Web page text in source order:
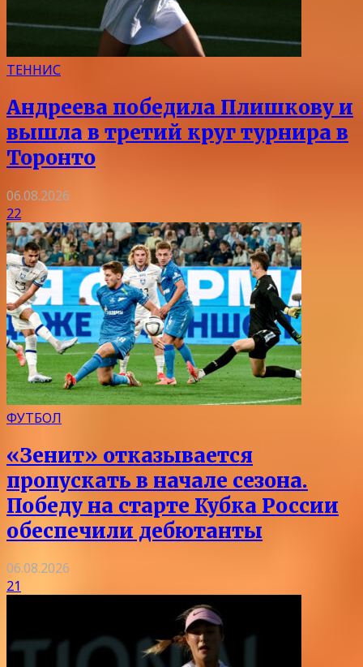
ТЕННИС
Андреева победила Плишкову и
вышла в третий круг турнира в
Торонто
06.08.2026
22
ФУТБОЛ
«Зенит» отказывается
пропускать в начале сезона.
Победу на старте Кубка России
обеспечили дебютанты
06.08.2026
21